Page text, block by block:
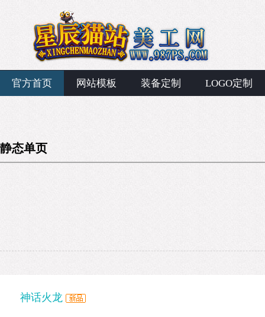
官方首页 网站模板 装备定制 LOGO定制
静态单页
神话火龙